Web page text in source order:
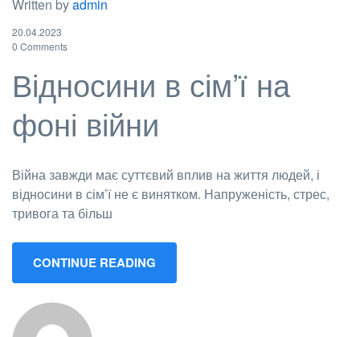
Written byadmin
20.04.2023
0 Comments
Відносини в сім’ї на
фоні війни
Війна завжди має суттєвий вплив на життя людей, і
відносини в сім’ї не є винятком. Напруженість, стрес,
тривога та більш
CONTINUE READING